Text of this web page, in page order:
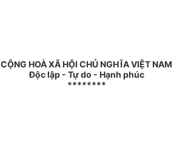
CỘNG HOÀ XÃ HỘI CHỦ NGHĨA VIỆT NAM
Độc lập - Tự do - Hạnh phúc
********